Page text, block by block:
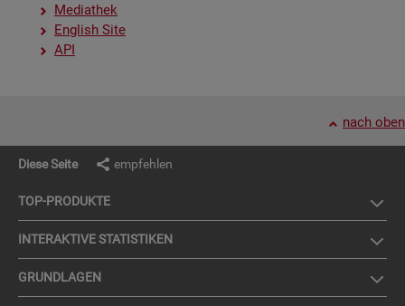
Me­dia­thek
English Site
API
nach oben
Diese Seite empfehlen
TOP-PRO­DUK­TE
IN­TER­AK­TI­VE STA­TIS­TI­KEN
GRUND­LA­GEN